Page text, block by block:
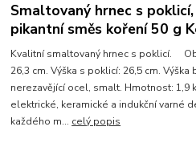
Smaltovaný hrnec s
pikantní směs koření 50 g
Kvalitní smaltovaný hrnec s poklicí.
26,3 cm. Výška s poklicí: 26,5 cm.
nerezavějící ocel, smalt. Hmotnost: 1,9
elektrické, keramické a indukční varné
každého m... celý popis